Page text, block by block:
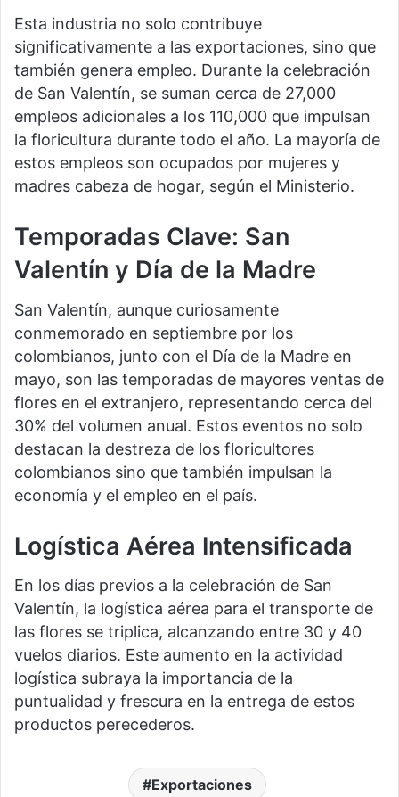
Esta industria no solo contribuye
significativamente a las exportaciones, sino que
también genera empleo. Durante la celebración
de San Valentín, se suman cerca de 27,000
empleos adicionales a los 110,000 que impulsan
la floricultura durante todo el año. La mayoría de
estos empleos son ocupados por mujeres y
madres cabeza de hogar, según el Ministerio.
Temporadas Clave: San
Valentín y Día de la Madre
San Valentín, aunque curiosamente
conmemorado en septiembre por los
colombianos, junto con el Día de la Madre en
mayo, son las temporadas de mayores ventas de
flores en el extranjero, representando cerca del
30% del volumen anual. Estos eventos no solo
destacan la destreza de los floricultores
colombianos sino que también impulsan la
economía y el empleo en el país.
Logística Aérea Intensificada
En los días previos a la celebración de San
Valentín, la logística aérea para el transporte de
las flores se triplica, alcanzando entre 30 y 40
vuelos diarios. Este aumento en la actividad
logística subraya la importancia de la
puntualidad y frescura en la entrega de estos
productos perecederos.
Exportaciones